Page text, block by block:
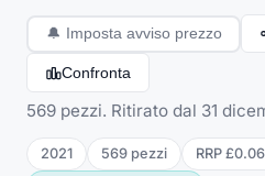
🔔 Imposta avviso prezzo
Confronta
569 pezzi. Ritirato dal 31
2021 569 pezzi RRP